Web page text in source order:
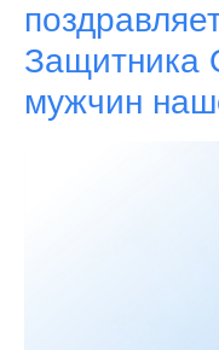
Защитника
мужчин